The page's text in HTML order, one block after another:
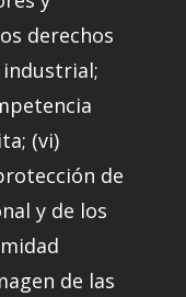
derechos
(vi)
de
y de los
de las